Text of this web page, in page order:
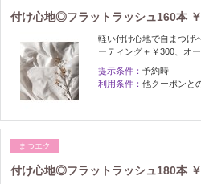
付け心地◎フラットラッシュ160本
軽い付け心地で自まつげ
ーティング＋￥300、オ
提示条件： 予約時
利用条件： 他クーポンと
まつエク
付け心地◎フラットラッシュ180本